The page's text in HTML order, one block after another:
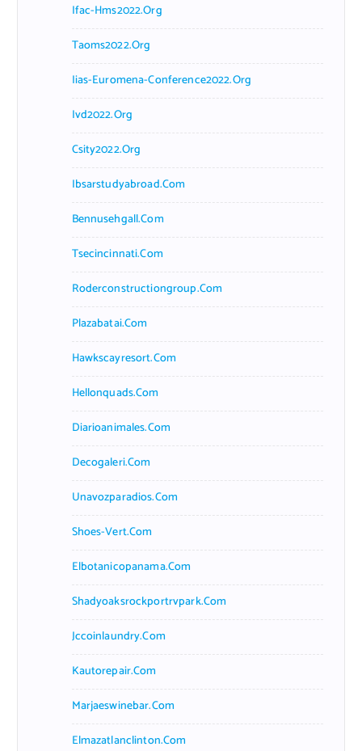
Ifac-Hms2022.org
Taoms2022.org
Iias-Euromena-Conference2022.org
Ivd2022.org
Csity2022.org
Ibsarstudyabroad.com
Bennusehgall.com
Tsecincinnati.com
Roderconstructiongroup.com
Plazabatai.com
Hawkscayresort.com
Hellonquads.com
Diarioanimales.com
Decogaleri.com
Unavozparadios.com
Shoes-Vert.com
Elbotanicopanama.com
Shadyoaksrockportrvpark.com
Jccoinlaundry.com
Kautorepair.com
Marjaeswinebar.com
Elmazatlanclinton.com